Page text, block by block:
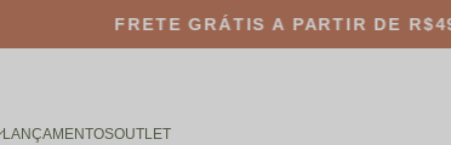
FRETE GRÁTISA PARTIR DE R$499,00
LANÇAMENTOSOUTLET